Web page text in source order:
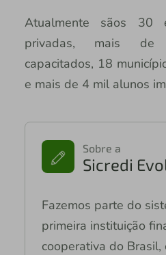
Atualmente sãos 30
privadas, mais de
capacitados, 18
e mais de 4 mil alunos
Sobre a
Sicredi
Fazemos parte do
primeira instituição
cooperativa do Brasil,